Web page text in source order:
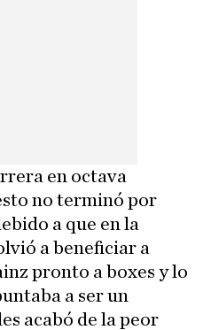
en octava
no terminó por
a que en la
a beneficiar a
pronto a boxes y lo
a ser un
acabó de la peor